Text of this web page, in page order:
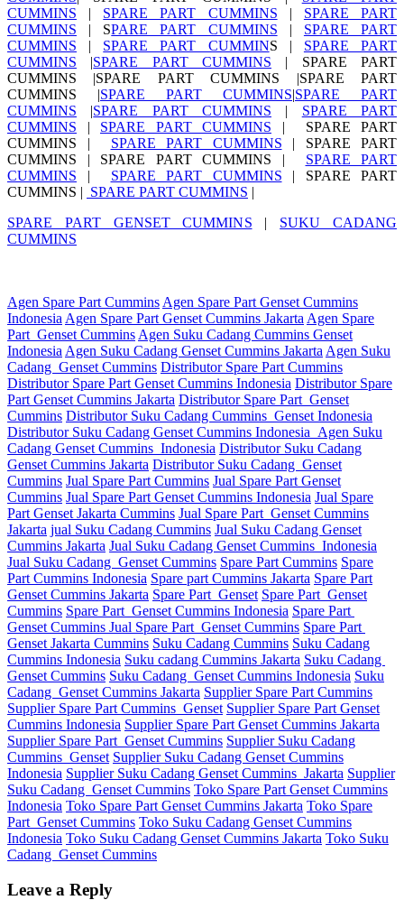
CUMMINS | SPARE PART CUMMINS | SPARE PART
CUMMINS | SPARE PART CUMMINS | SPARE PART
CUMMINS | SPARE PART CUMMINS | SPARE PART
CUMMINS |SPARE PART CUMMINS | SPARE PART
CUMMINS |SPARE PART CUMMINS |SPARE PART
CUMMINS |SPARE PART CUMMINS|SPARE PART
CUMMINS |SPARE PART CUMMINS | SPARE PART
CUMMINS | SPARE PART CUMMINS | SPARE PART
CUMMINS | SPARE PART CUMMINS | SPARE PART
CUMMINS | SPARE PART CUMMINS | SPARE PART
CUMMINS | SPARE PART CUMMINS | SPARE PART
CUMMINS | SPARE PART CUMMINS |
SPARE PART GENSET CUMMINS | SUKU CADANG
CUMMINS
Agen Spare Part Cummins Agen Spare Part Genset Cummins
Indonesia Agen Spare Part Genset Cummins Jakarta Agen Spare
Part Genset Cummins Agen Suku Cadang Cummins Genset
Indonesia Agen Suku Cadang Genset Cummins Jakarta Agen Suku
Cadang Genset Cummins Distributor Spare Part Cummins
Distributor Spare Part Genset Cummins Indonesia Distributor Spare
Part Genset Cummins Jakarta Distributor Spare Part Genset
Cummins Distributor Suku Cadang Cummins Genset Indonesia
Distributor Suku Cadang Genset Cummins Indonesia Agen Suku
Cadang Genset Cummins Indonesia Distributor Suku Cadang
Genset Cummins Jakarta Distributor Suku Cadang Genset
Cummins Jual Spare Part Cummins Jual Spare Part Genset
Cummins Jual Spare Part Genset Cummins Indonesia Jual Spare
Part Genset Jakarta Cummins Jual Spare Part Genset Cummins
Jakarta jual Suku Cadang Cummins Jual Suku Cadang Genset
Cummins Jakarta Jual Suku Cadang Genset Cummins Indonesia
Jual Suku Cadang Genset Cummins Spare Part Cummins Spare
Part Cummins Indonesia Spare part Cummins Jakarta Spare Part
Genset Cummins Jakarta Spare Part Genset Spare Part Genset
Cummins Spare Part Genset Cummins Indonesia Spare Part
Genset Cummins Jual Spare Part Genset Cummins Spare Part
Genset Jakarta Cummins Suku Cadang Cummins Suku Cadang
Cummins Indonesia Suku cadang Cummins Jakarta Suku Cadang
Genset Cummins Suku Cadang Genset Cummins Indonesia Suku
Cadang Genset Cummins Jakarta Supplier Spare Part Cummins
Supplier Spare Part Cummins Genset Supplier Spare Part Genset
Cummins Indonesia Supplier Spare Part Genset Cummins Jakarta
Supplier Spare Part Genset Cummins Supplier Suku Cadang
Cummins Genset Supplier Suku Cadang Genset Cummins
Indonesia Supplier Suku Cadang Genset Cummins Jakarta Supplier
Suku Cadang Genset Cummins Toko Spare Part Genset Cummins
Indonesia Toko Spare Part Genset Cummins Jakarta Toko Spare
Part Genset Cummins Toko Suku Cadang Genset Cummins
Indonesia Toko Suku Cadang Genset Cummins Jakarta Toko Suku
Cadang Genset Cummins
Leave a Reply